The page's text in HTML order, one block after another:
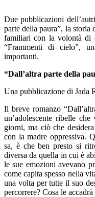
Due pubblicazioni
parte della paura”, la storia
familiari con la volontà di
“Frammenti di cielo”,
importanti.
“Dall’altra parte della
Una pubblicazione di Jada
Il breve romanzo
un’adolescente ribelle
giorni, ma ciò che
con la madre oppressiva.
sa, è che ben presto si
diversa da quella in cui è
le sue emozioni avevano
come capita spesso nella
una volta per tutte il suo
percorrere? Cosa le